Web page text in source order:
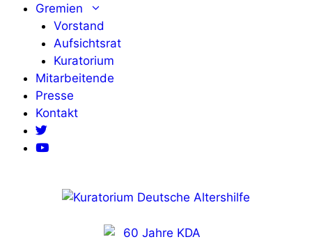
Zum
springen
Gremien
Vorstand
Aufsichtsrat
Kuratorium
Mitarbeitende
Presse
Kontakt